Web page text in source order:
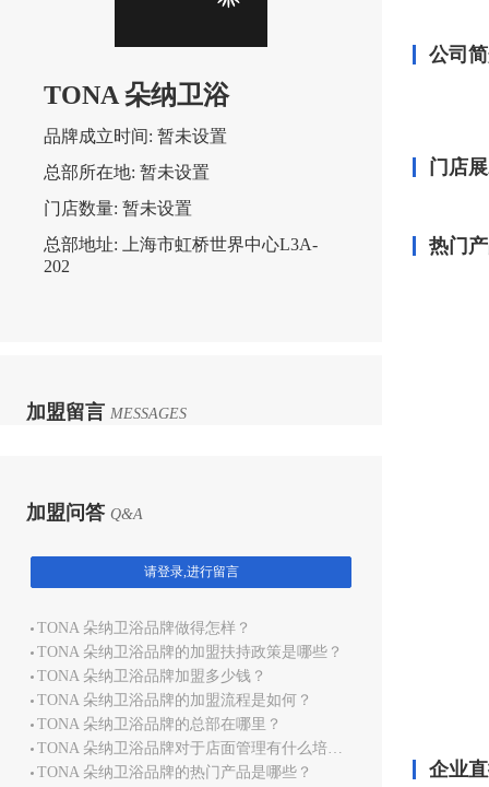
TONA 朵纳卫浴
品牌成立时间: 暂未设置
总部所在地: 暂未设置
门店数量: 暂未设置
总部地址:
上海市虹桥世界中心L3A-
202
加盟留言 MESSAGES
加盟问答 Q&A
请登录,进行留言
TONA 朵纳卫浴品牌做得怎样？
TONA 朵纳卫浴品牌的加盟扶持政策是哪些？
TONA 朵纳卫浴品牌加盟多少钱？
TONA 朵纳卫浴品牌的加盟流程是如何？
TONA 朵纳卫浴品牌的总部在哪里？
TONA 朵纳卫浴品牌对于店面管理有什么培训？
TONA 朵纳卫浴品牌的热门产品是哪些？
公司
门店
热门
企业